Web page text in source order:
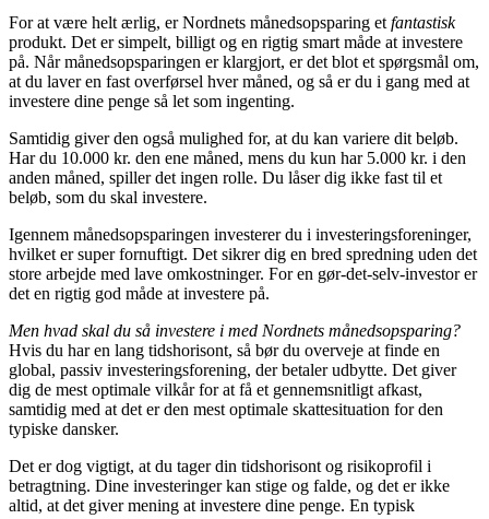
For at være helt ærlig, er Nordnets månedsopsparing et fantastisk
produkt. Det er simpelt, billigt og en rigtig smart måde at investere
på. Når månedsopsparingen er klargjort, er det blot et spørgsmål om,
at du laver en fast overførsel hver måned, og så er du i gang med at
investere dine penge så let som ingenting.
Samtidig giver den også mulighed for, at du kan variere dit beløb.
Har du 10.000 kr. den ene måned, mens du kun har 5.000 kr. i den
anden måned, spiller det ingen rolle. Du låser dig ikke fast til et
beløb, som du skal investere.
Igennem månedsopsparingen investerer du i investeringsforeninger,
hvilket er super fornuftigt. Det sikrer dig en bred spredning uden det
store arbejde med lave omkostninger. For en gør-det-selv-investor er
det en rigtig god måde at investere på.
Men hvad skal du så investere i med Nordnets månedsopsparing?
Hvis du har en lang tidshorisont, så bør du overveje at finde en
global, passiv investeringsforening, der betaler udbytte. Det giver
dig de mest optimale vilkår for at få et gennemsnitligt afkast,
samtidig med at det er den mest optimale skattesituation for den
typiske dansker.
Det er dog vigtigt, at du tager din tidshorisont og risikoprofil i
betragtning. Dine investeringer kan stige og falde, og det er ikke
altid, at det giver mening at investere dine penge. En typisk